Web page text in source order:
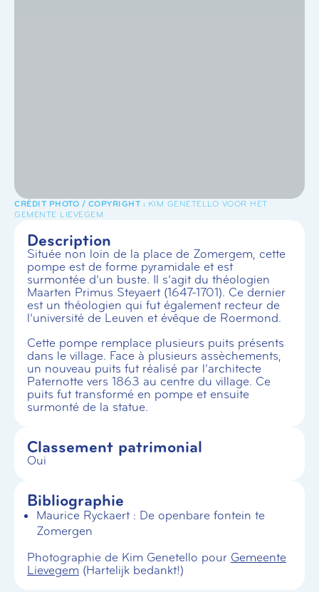
KIM GENETELLO VOOR HET
GEMENTE LIEVEGEM
Description
Située non loin de la place de Zomergem, cette
pompe est de forme pyramidale et est
surmontée d’un buste. Il s’agit du théologien
Maarten Primus Steyaert (1647-1701). Ce dernier
est un théologien qui fut également recteur de
l’université de Leuven et évêque de Roermond.
Cette pompe remplace plusieurs puits présents
dans le village. Face à plusieurs assèchements,
un nouveau puits fut réalisé par l’architecte
Paternotte vers 1863 au centre du village. Ce
puits fut transformé en pompe et ensuite
surmonté de la statue.
Classement patrimonial
Oui
Bibliographie
Maurice Ryckaert : De openbare fontein te
Zomergen
Photographie de Kim Genetello pour Gemeente
Lievegem (Hartelijk bedankt!)